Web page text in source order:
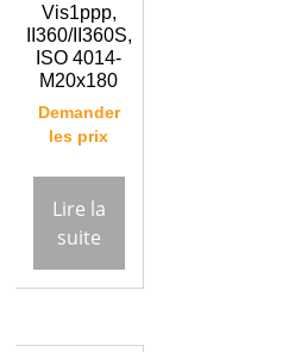
Vis1ppp,
II360/II360S,
ISO 4014-
M20x180
Demander
les prix
Lire la
suite